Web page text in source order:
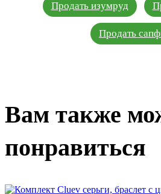
Продать изумруд
Продать
Вам также
понравиться